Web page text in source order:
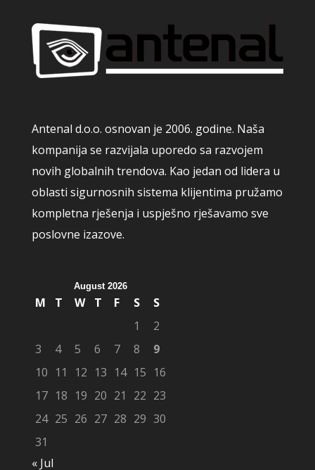
Antenal d.o.o. osnovan je 2006. godine. Naša
kompanija se razvijala uporedo sa razvojem
novih globalnih trendova. Kao jedan od lidera u
oblasti sigurnosnih sistema klijentima pružamo
kompletna rješenja i uspješno rješavamo sve
poslovne izazove.
August 2026
M T W T F S
S
1
2
3
4 5 6 7 8
9
10 11 12 13 14 15 16
17 18 19 20 21 22 23
24 25 26 27 28 29 30
31
« Jul